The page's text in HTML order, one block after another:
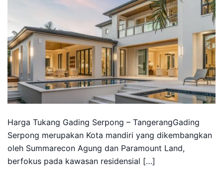
Harga Tukang Gading Serpong – TangerangGading
Serpong merupakan Kota mandiri yang dikembangkan
oleh Summarecon Agung dan Paramount Land,
berfokus pada kawasan residensial […]